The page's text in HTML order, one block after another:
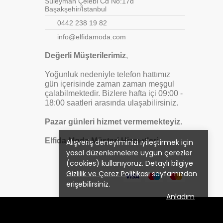
Alışveriş deneyiminizi iyileştirmek için
yasal düzenlemelere uygun çerezler
(cookies) kullanıyoruz. Detaylı bilgiye
Gizlilik ve Çerez Politikasısayfamızdan
erişebilirsiniz.
Anladım
Başakşehir/İstanbul
0442 238 19 82
info@elfidamoda.com
Değerli Müşterilerimiz,
Yoğunluk nedeniyle telefon hattımız
gün içerisinde zaman zaman meşgul
çalabilmektedir. Bizlere hafta içi 09:00 -
18:00 saatleri arasında ulaşabilirsiniz.
Pazar günleri hizmet vermemekteyiz.
Elfida Moda Müşteri Hizmetleri